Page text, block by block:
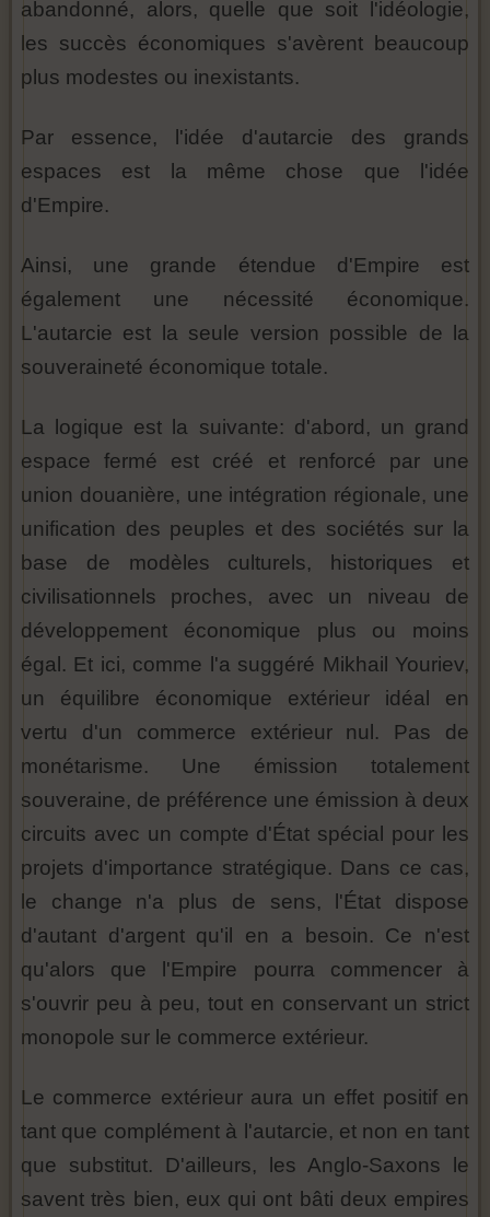
abandonné, alors, quelle que soit l'idéologie,
les succès économiques s'avèrent beaucoup
plus modestes ou inexistants.
Par essence, l'idée d'autarcie des grands
espaces est la même chose que l'idée
d'Empire.
Ainsi, une grande étendue d'Empire est
également une nécessité économique.
L'autarcie est la seule version possible de la
souveraineté économique totale.
La logique est la suivante: d'abord, un grand
espace fermé est créé et renforcé par une
union douanière, une intégration régionale, une
unification des peuples et des sociétés sur la
base de modèles culturels, historiques et
civilisationnels proches, avec un niveau de
développement économique plus ou moins
égal. Et ici, comme l'a suggéré Mikhail Youriev,
un équilibre économique extérieur idéal en
vertu d'un commerce extérieur nul. Pas de
monétarisme. Une émission totalement
souveraine, de préférence une émission à deux
circuits avec un compte d'État spécial pour les
projets d'importance stratégique. Dans ce cas,
le change n'a plus de sens, l'État dispose
d'autant d'argent qu'il en a besoin. Ce n'est
qu'alors que l'Empire pourra commencer à
s'ouvrir peu à peu, tout en conservant un strict
monopole sur le commerce extérieur.
Le commerce extérieur aura un effet positif en
tant que complément à l'autarcie, et non en tant
que substitut. D'ailleurs, les Anglo-Saxons le
savent très bien, eux qui ont bâti deux empires